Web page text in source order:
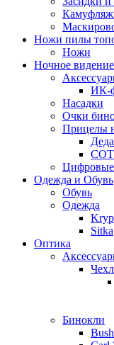
Ножи пилы
Ножи
Ночное видение
ИК-
Насадки
Очки
Прицелы
СОТ
Одежда и Обувь
Обувь
Одежда
Sitka
Оптика
Бинокли